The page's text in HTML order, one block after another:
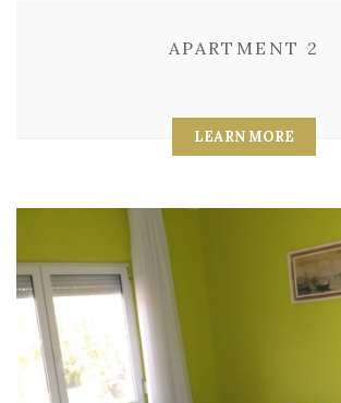
APARTMENT 2
LEARN MORE